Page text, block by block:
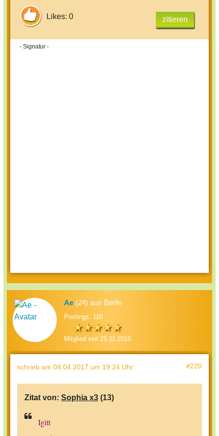
Likes: 0 zitieren
- Signatur -
Ae (24) aus Berlin
Postings: 110
Mitglied seit 25.11.2016
schrieb am 04.04.2017 um 19:24 Uhr: #220
Zitat von: Sophia x3 (13)
Igitt